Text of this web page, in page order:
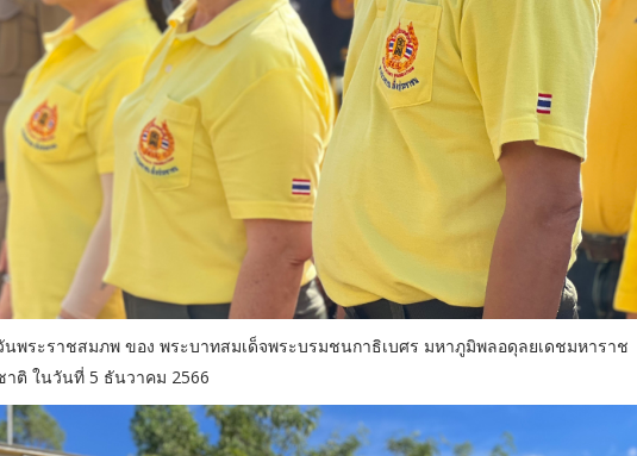
พระราชสมภพ ของ พระบาทสมเด็จพระบรมชนกาธิเบศร มหาภูมิพลอดุลยเดชมหาราช
ติ ในวันที่ 5 ธันวาคม 2566